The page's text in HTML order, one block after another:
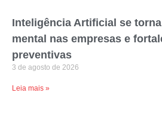
Inteligência Artificial se
mental nas empresas e
preventivas
3 de agosto de 2026
Leia mais »